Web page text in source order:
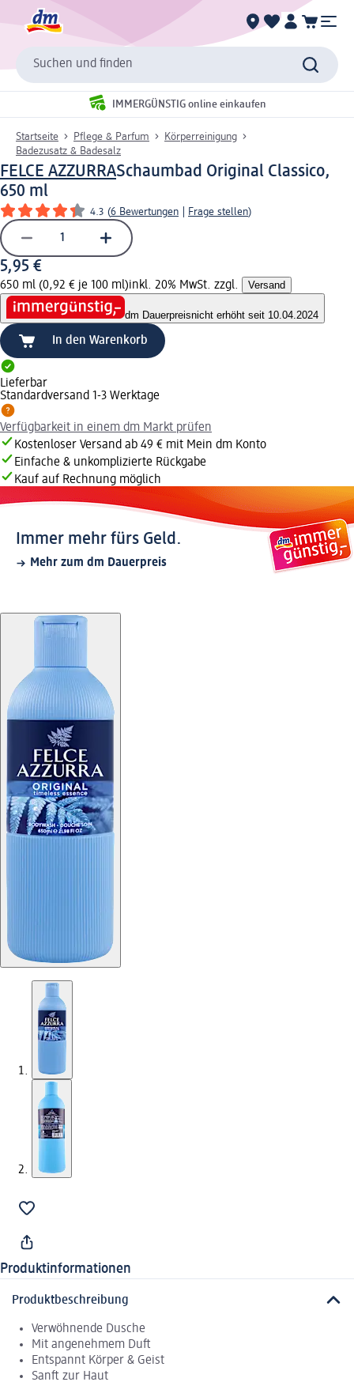
Suchen und finden
IMMERGÜNSTIG online einkaufen
Startseite Pflege & Parfum
Körperreinigung
Badezusatz & Badesalz
FELCE AZZURRASchaumbad Original Classico,
650 ml
4.3 (6 Bewertungen Frage stellen)
5,95 €
650 ml (0,92 € je 100 ml)inkl. 20% MwSt. zzgl. Versand
dm Dauerpreisnicht erhöht seit 10.04.2024
In den Warenkorb
Lieferbar
Standardversand 1-3 Werktage
Verfügbarkeit in einem dm Markt prüfen
Kostenloser Versand ab 49 € mit Mein dm Konto
Einfache & unkomplizierte Rückgabe
Kauf auf Rechnung möglich
Immer mehr fürs Geld.
Mehr zum dm Dauerpreis
Produktinformationen
Produktbeschreibung
Verwöhnende Dusche
Mit angenehmem Duft
Entspannt Körper & Geist
Sanft zur Haut